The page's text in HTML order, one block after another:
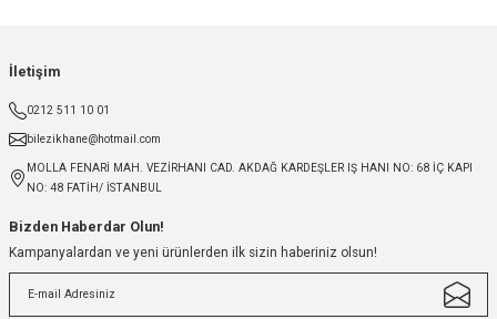
İletişim
0212 511 10 01
bilezikhane@hotmail.com
MOLLA FENARİ MAH. VEZİRHANI CAD. AKDAĞ KARDEŞLER IŞ HANI NO: 68 İÇ KAPI
NO: 48 FATİH/ İSTANBUL
Bizden Haberdar Olun!
Kampanyalardan ve yeni ürünlerden ilk sizin haberiniz olsun!